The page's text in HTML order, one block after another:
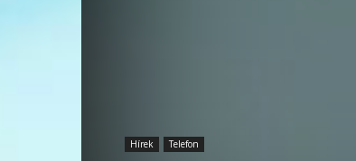
Hírek Telefon